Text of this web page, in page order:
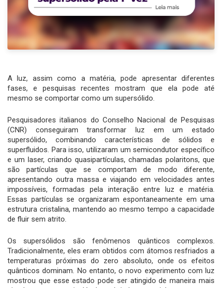
A luz, assim como a matéria, pode apresentar diferentes
fases, e pesquisas recentes mostram que ela pode até
mesmo se comportar como um supersólido.
Pesquisadores italianos do Conselho Nacional de Pesquisas
(CNR) conseguiram transformar luz em um estado
supersólido, combinando características de sólidos e
superfluidos. Para isso, utilizaram um semicondutor específico
e um laser, criando quasipartículas, chamadas polaritons, que
são partículas que se comportam de modo diferente,
apresentando outra massa e viajando em velocidades antes
impossíveis, formadas pela interação entre luz e matéria.
Essas partículas se organizaram espontaneamente em uma
estrutura cristalina, mantendo ao mesmo tempo a capacidade
de fluir sem atrito.
Os supersólidos são fenômenos quânticos complexos.
Tradicionalmente, eles eram obtidos com átomos resfriados a
temperaturas próximas do zero absoluto, onde os efeitos
quânticos dominam. No entanto, o novo experimento com luz
mostrou que esse estado pode ser atingido de maneira mais